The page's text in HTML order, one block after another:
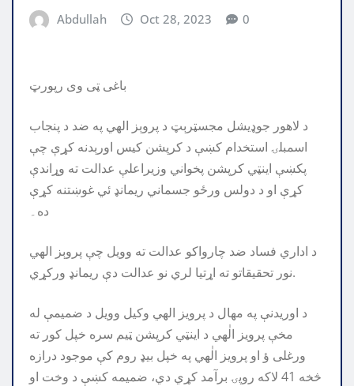
Abdullah Oct 28, 2023 0
باغی ټی وی رپورټ
د لاهور جوډيشل مجسټرېټ د پروېز الهي په ضد د پنجاب
اسمبلۍ استخدام کښې د کرپشن کيس اورېدنه کړې چې
پکښې اينټي کرپشن پخواني وزيراعلې عدالت ته وړاندې
کړې او د دولس ورځو جسماني ريمانډ ئي غوښتنه کړې
ده۔
د اداري فساد ضد چارواکو عدالت ته وويل چې پروېز الهي
نور تحقيقاتو ته اړتيا لري نو عدالت دې ريمانډ ورکړي.
د اوريدنې په مهال د پرويز الهي وکيل وويل د ضميمې له
مخې پرويز الٰهي د اينټي کرپشن ټيم سره خپل کور ته
ورغلی ؤ او پرويز الٰهي په خپل بيډ روم کې موجود درازه
څخه 41 لاکه روپۍ برآمد کړي دي، ضميمه کښې د وخت او